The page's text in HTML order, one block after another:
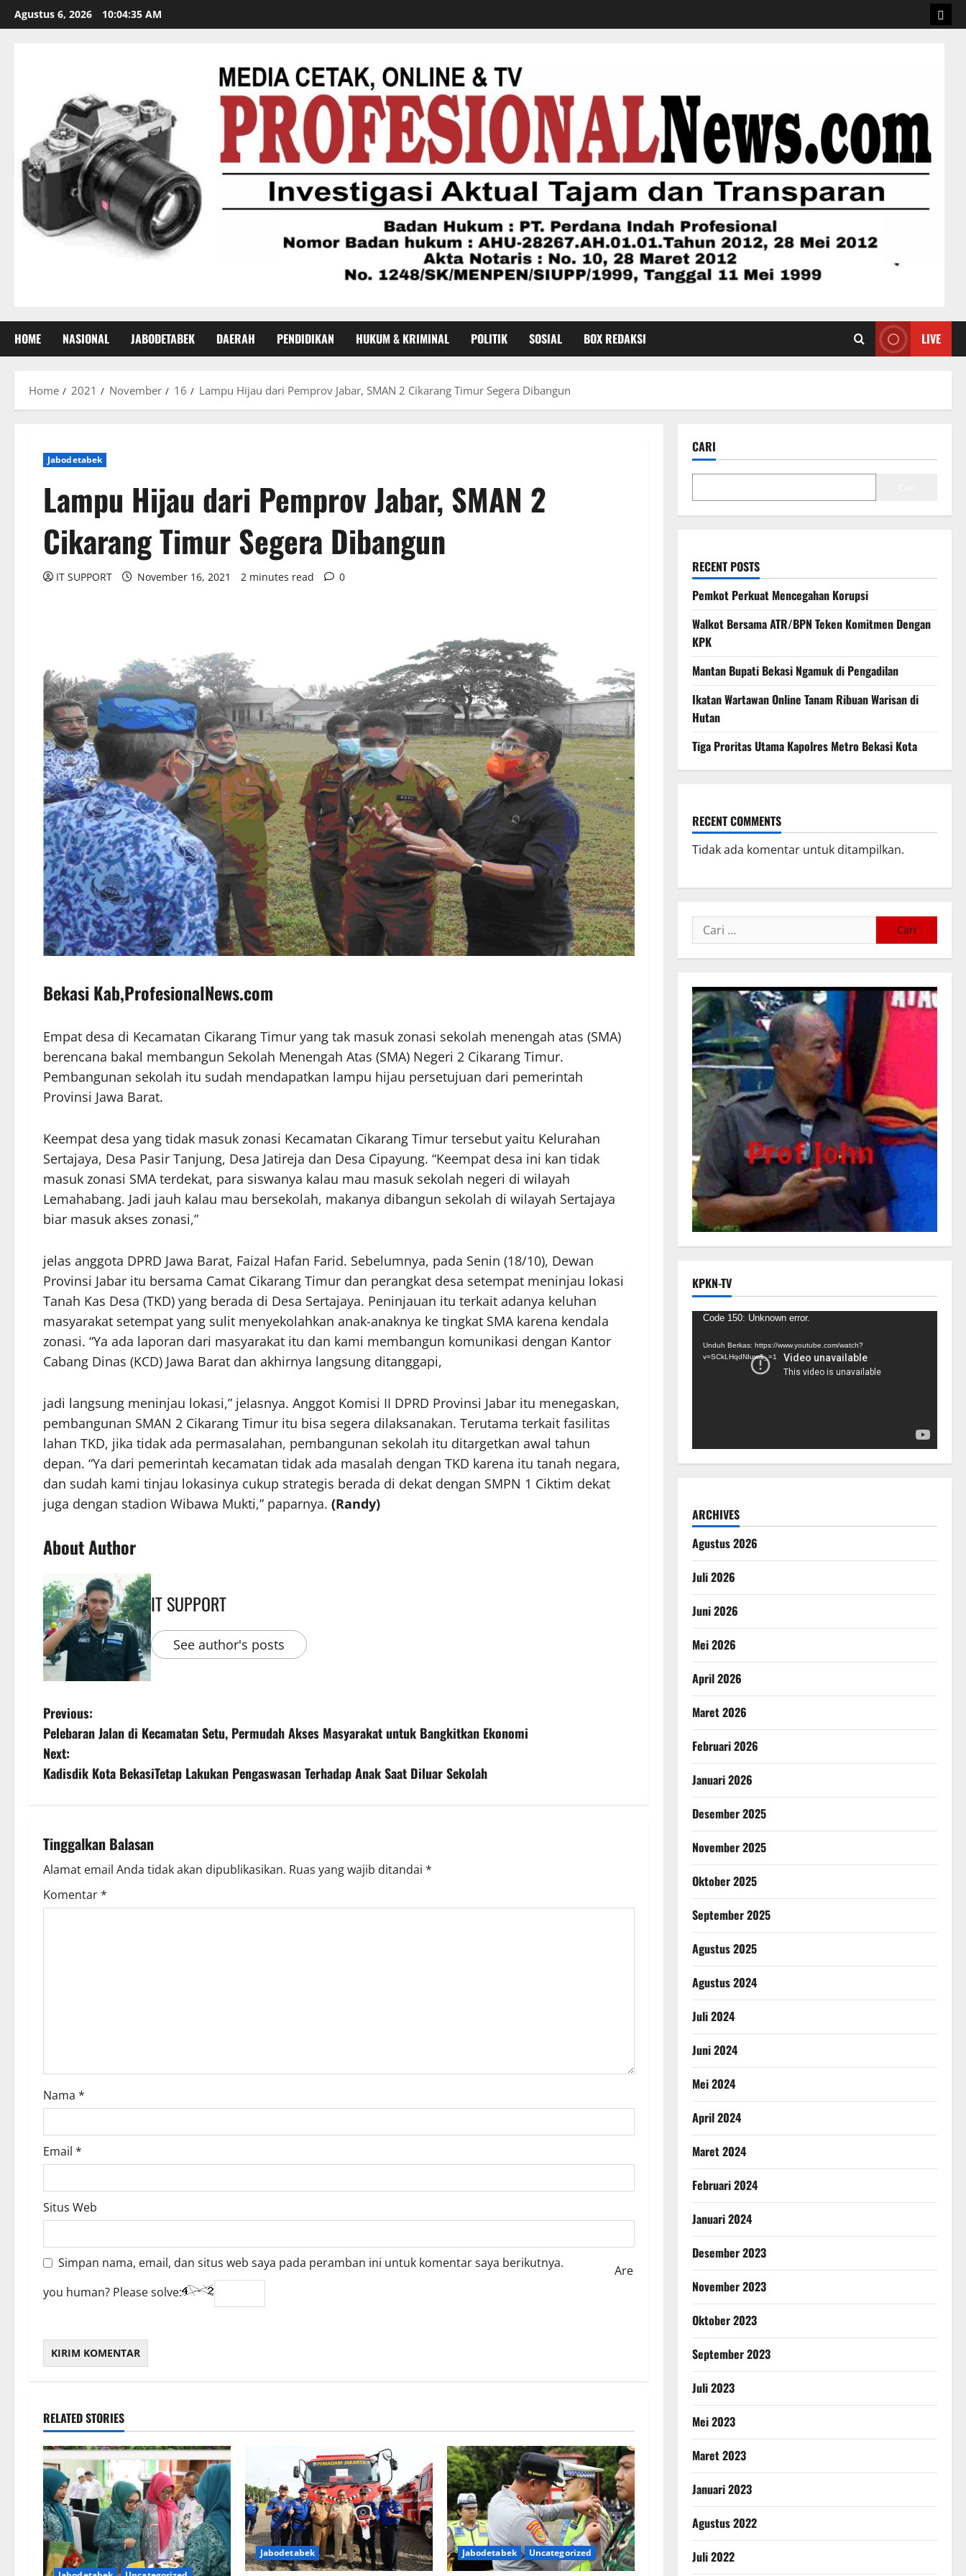
Agustus 6, 2026 10:04:36 AM
HOME NASIONAL JABODETABEK DAERAH PENDIDIKAN HUKUM & KRIMINAL POLITIK SOSIAL BOX REDAKSI LIVE
Home 2021 November 16 Lampu Hijau dari Pemprov Jabar, SMAN 2 Cikarang Timur Segera Dibangun
Jabodetabek
Lampu Hijau dari Pemprov Jabar, SMAN 2
Cikarang Timur Segera Dibangun
IT SUPPORT November 16, 2021 2 minutes read 0
Bekasi Kab,ProfesionalNews.com
Empat desa di Kecamatan Cikarang Timur yang tak masuk zonasi sekolah menengah atas (SMA)
berencana bakal membangun Sekolah Menengah Atas (SMA) Negeri 2 Cikarang Timur.
Pembangunan sekolah itu sudah mendapatkan lampu hijau persetujuan dari pemerintah
Provinsi Jawa Barat.
Keempat desa yang tidak masuk zonasi Kecamatan Cikarang Timur tersebut yaitu Kelurahan
Sertajaya, Desa Pasir Tanjung, Desa Jatireja dan Desa Cipayung. “Keempat desa ini kan tidak
masuk zonasi SMA terdekat, para siswanya kalau mau masuk sekolah negeri di wilayah
Lemahabang. Jadi jauh kalau mau bersekolah, makanya dibangun sekolah di wilayah Sertajaya
biar masuk akses zonasi,”
jelas anggota DPRD Jawa Barat, Faizal Hafan Farid. Sebelumnya, pada Senin (18/10), Dewan
Provinsi Jabar itu bersama Camat Cikarang Timur dan perangkat desa setempat meninjau lokasi
Tanah Kas Desa (TKD) yang berada di Desa Sertajaya. Peninjauan itu terkait adanya keluhan
masyarakat setempat yang sulit menyekolahkan anak-anaknya ke tingkat SMA karena kendala
zonasi. “Ya ada laporan dari masyarakat itu dan kami membangun komunikasi dengan Kantor
Cabang Dinas (KCD) Jawa Barat dan akhirnya langsung ditanggapi,
jadi langsung meninjau lokasi,” jelasnya. Anggot Komisi II DPRD Provinsi Jabar itu menegaskan,
pembangunan SMAN 2 Cikarang Timur itu bisa segera dilaksanakan. Terutama terkait fasilitas
lahan TKD, jika tidak ada permasalahan, pembangunan sekolah itu ditargetkan awal tahun
depan. “Ya dari pemerintah kecamatan tidak ada masalah dengan TKD karena itu tanah negara,
dan sudah kami tinjau lokasinya cukup strategis berada di dekat dengan SMPN 1 Ciktim dekat
juga dengan stadion Wibawa Mukti,” paparnya. (Randy)
About Author
IT SUPPORT
See author's posts
Previous:
Pelebaran Jalan di Kecamatan Setu, Permudah Akses Masyarakat untuk Bangkitkan Ekonomi
Next:
Kadisdik Kota BekasiTetap Lakukan Pengaswasan Terhadap Anak Saat Diluar Sekolah
Tinggalkan Balasan
Alamat email Anda tidak akan dipublikasikan. Ruas yang wajib ditandai *
Komentar*
Nama *
Email *
Situs Web
Simpan nama, email, dan situs web saya pada peramban ini untuk komentar saya berikutnya.
Are
you human? Please solve:
RELATED STORIES
Jabodetabek Jabodetabek Uncategorized
CARI
RECENT POSTS
Pemkot Perkuat Mencegahan Korupsi
Walkot Bersama ATR/BPN Teken Komitmen Dengan
KPK
Mantan Bupati Bekasi Ngamuk di Pengadilan
Ikatan Wartawan Online Tanam Ribuan Warisan di
Hutan
Tiga Proritas Utama Kapolres Metro Bekasi Kota
RECENT COMMENTS
Tidak ada komentar untuk ditampilkan.
KPKN-TV
Pemutar
Code 150: Unknown error.
Unduh Berkas: https://www.youtube.com/watch?
v=SCkLHqdNIuw&_=1
ARCHIVES
Agustus 2026
Juli 2026
Juni 2026
Mei 2026
April 2026
Maret 2026
Februari 2026
Januari 2026
Desember 2025
November 2025
Oktober 2025
September 2025
Agustus 2025
Agustus 2024
Juli 2024
Juni 2024
Mei 2024
April 2024
Maret 2024
Februari 2024
Januari 2024
Desember 2023
November 2023
Oktober 2023
September 2023
Juli 2023
Mei 2023
Maret 2023
Januari 2023
Agustus 2022
Juli 2022